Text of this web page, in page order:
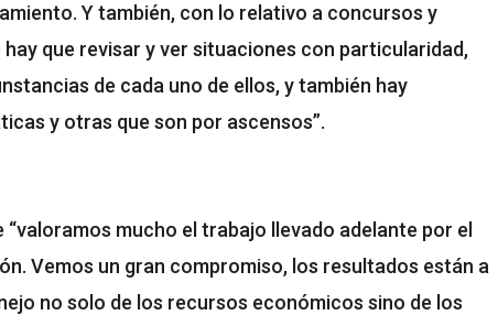
Y también, con lo relativo a concursos y
que revisar y ver situaciones con particularidad,
de cada uno de ellos, y también hay
y otras que son por ascensos”.
mucho el trabajo llevado adelante por el
Vemos un gran compromiso, los resultados están a
no solo de los recursos económicos sino de los